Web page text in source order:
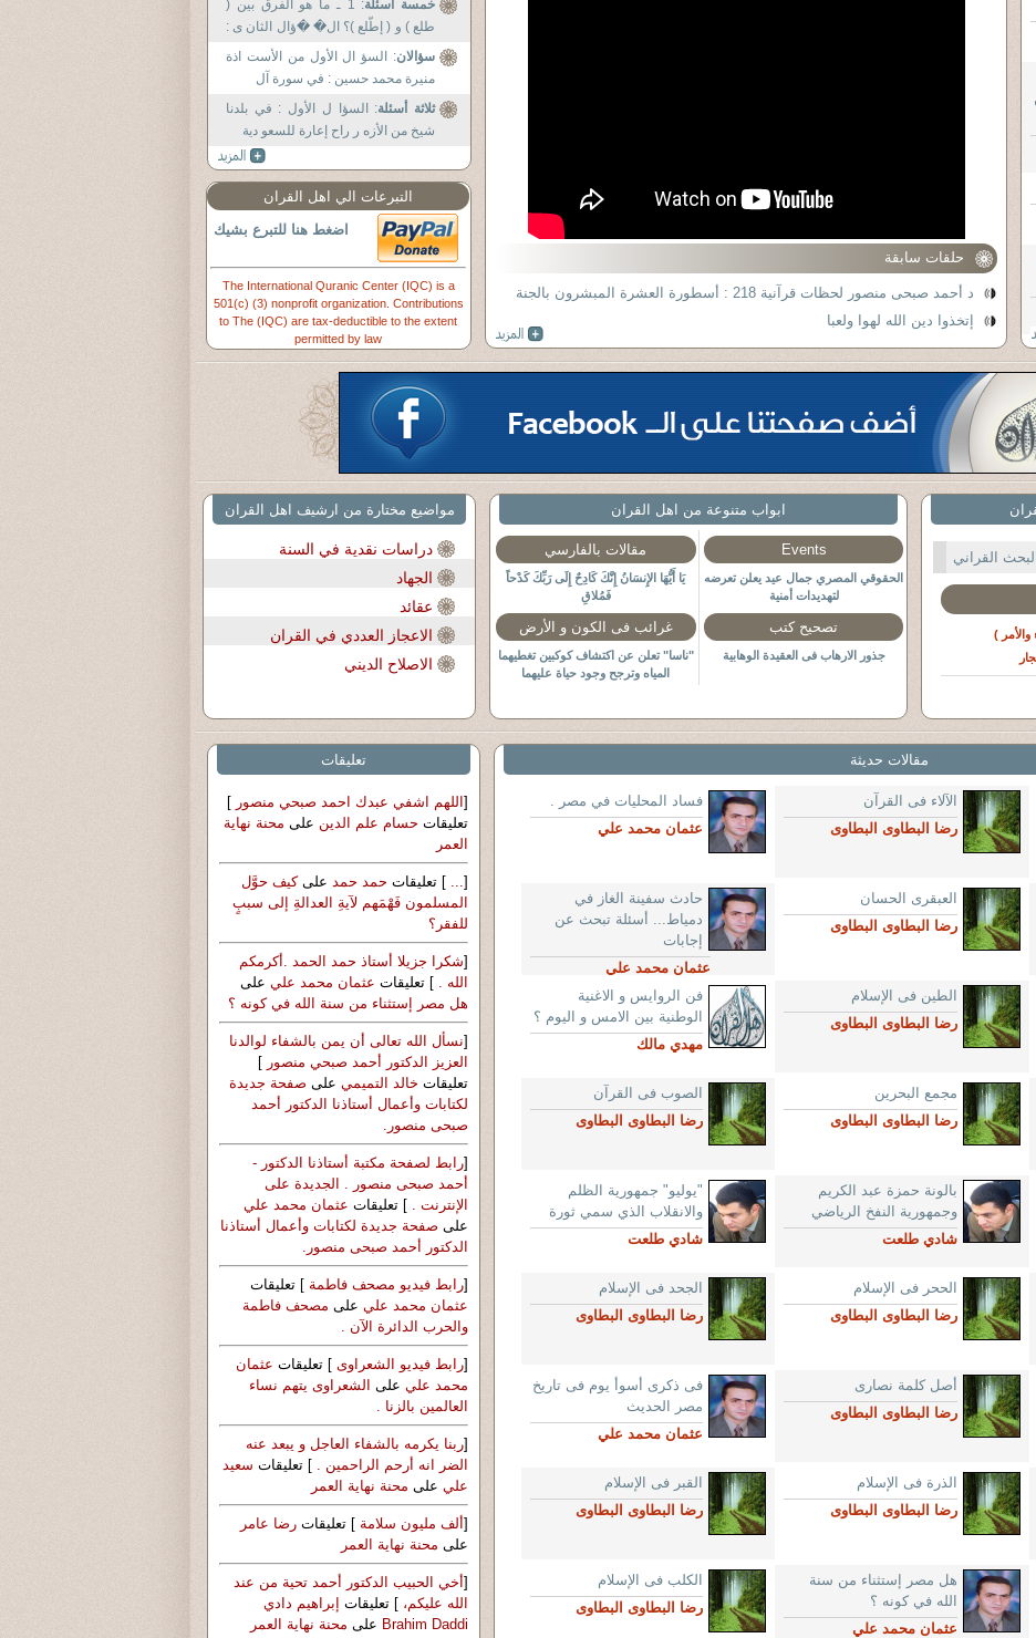
حلقات سابقة
د أحمد صبحى منصور لحظات قرآنية 218 : أسطورة العشرة المبشرون بالجنة
إتخذوا دين الله لهوا ولعبا
خمسة أسئلة
: 1 ـ ما هو الفرق بين (
طلع ) و ( إطّلع )؟ ال� �ؤال الثان ى :
ـ من هم
سؤالان: السؤ ال الأول من الأست اذة
منيرة محمد حسين : في سورة آل
ثلاثة أسئلة: السؤا ل الأول : في بلدنا
شيخ من الأزه ر راح إعارة للسعو دية
التبرعات الي اهل القران
اضغط هنا للتبرع بشيك
The International Quranic Center (IQC) is a
501(c) (3) nonprofit organization. Contributions
to The (IQC) are tax-deductible to the extent
permitted by law
القراني
ابواب متنوعة من اهل القران
Events
الحقوقي المصري جمال عيد يعلن تعرضه
لتهديدات أمنية
مقالات بالفارسي
يَا أَيُّهَا الإِنسَانُ إِنَّكَ كَادِحٌ إِلَى رَبِّكَ كَدْحاً
فَمُلاقِ
تصحيح كتب
جذور الارهاب فى العقيدة الوهابية
غرائب فى الكون و الأرض
"ناسا" تعلن عن اكتشاف كوكبين تغطيهما
المياه وترجح وجود حياة عليهما
مواضيع مختارة من ارشيف اهل القران
دراسات نقدية في السنة
الجهاد
عقائد
الاعجاز العددي في القران
الاصلاح الديني
مقالات حديثة
الآلاء فى القرآن
رضا البطاوى البطاوى
فساد المحليات في مصر .
عثمان محمد علي
العبقرى الحسان
رضا البطاوى البطاوى
حادث سفينة الغاز في
دمياط... أسئلة تبحث عن
إجابات
عثمان محمد علي
الطين فى الإسلام
رضا البطاوى البطاوى
فن الروايس و الاغنية
الوطنية بين الامس و اليوم ؟
مهدي مالك
مجمع البحرين
رضا البطاوى البطاوى
الصوب فى القرآن
رضا البطاوى البطاوى
بالونة حمزة عبد الكريم
وجمهورية النفخ الرياضي
شادي طلعت
"يوليو" جمهورية الظلم
والانقلاب الذي سمي ثورة
شادي طلعت
الححر فى الإسلام
رضا البطاوى البطاوى
الجحد فى الإسلام
رضا البطاوى البطاوى
أصل كلمة نصارى
رضا البطاوى البطاوى
فى ذكرى أسوأ يوم فى تاريخ
مصر الحديث
عثمان محمد علي
الذرة فى الإسلام
رضا البطاوى البطاوى
القبر فى الإسلام
رضا البطاوى البطاوى
هل مصر إستثناء من سنة
الله في كونه ؟
عثمان محمد علي
الكلب فى الإسلام
رضا البطاوى البطاوى
تعليقات
[اللهم اشفي عبدك احمد صبحي منصور ]
تعليقات حسام علم الدين على محنة نهاية
العمر
[
... ] تعليقات حمد حمد علىكيف حوَّل
المسلمون فَهْمَهم لآيةِ العدالةِ إلى سببٍ
للفقر؟
[شكرا جزيلا أستاذ حمد الحمد .أكرمكم
الله . ] تعليقات عثمان محمد علي على
هل مصر إستثناء من سنة الله في كونه ؟
[نسأل الله تعالى أن يمن بالشفاء لوالدنا
العزيز الدكتور أحمد صبحي منصور ]
تعليقات خالد التميمي على صفحة جديدة
لكتابات وأعمال أستاذنا الدكتور أحمد
صبحى منصور.
[رابط لصفحة مكتبة أستاذنا الدكتور -
أحمد صبحى منصور . الجديدة على
الإنترنت . ] تعليقات عثمان محمد علي
على صفحة جديدة لكتابات وأعمال أستاذنا
الدكتور أحمد صبحى منصور.
[رابط فيديو مصحف فاطمة ] تعليقات
عثمان محمد علي على مصحف فاطمة
والحرب الدائرة الآن .
[رابط فيديو الشعراوى ] تعليقات عثمان
محمد علي على الشعراوى يتهم نساء
العالمين بالزنا .
[ربنا يكرمه بالشفاء العاجل و يبعد عنه
الضر انه أرحم الراحمين . ] تعليقات سعيد
علي على محنة نهاية العمر
[ألف مليون سلامة ] تعليقات رضا عامر
على محنة نهاية العمر
[أخي الحبيب الدكتور أحمد تحية من عند
الله عليكم، ] تعليقات إبراهيم دادي
Brahim Daddi على محنة نهاية العمر